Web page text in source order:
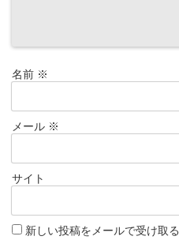
名前 ※
メール ※
サイト
新しい投稿をメールで受け取る